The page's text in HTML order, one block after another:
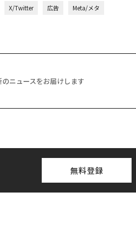
X/Twitter 広告
Meta/メタ
ニュースをお届けします
無料登録